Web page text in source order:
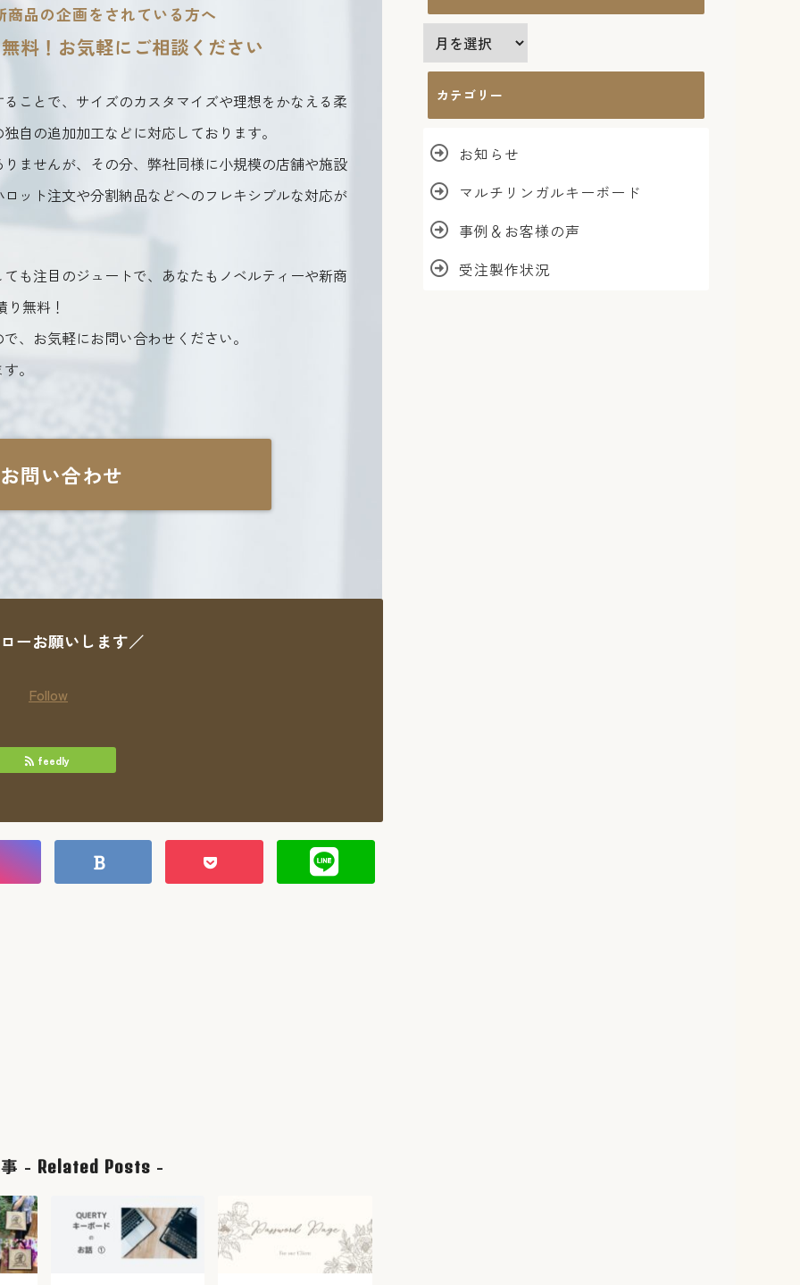
商品の企画をされている方へ
料！ お気軽にご相談ください
ことで、サイズのカスタマイズや理想をかなえる柔
自の追加加工などに対応しております。
ませんが、その分、弊社同様に小規模の店舗や施設
ット注文や分割納品などへのフレキシブルな対応が
も注目のジュートで、あなたもノベルティーや新商
無料！
、お気軽にお問い合わせください。
。
お問い合わせ
ーお願いします／
Follow
feedly
- Related Posts -
ー
カ
ブ
カテゴリー
お知らせ
マルチリンガルキーボード
事例＆お客様の声
受注製作状況